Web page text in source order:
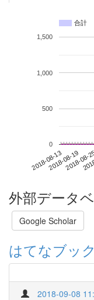
合計
2018-08-132018-08-19
2018-08-
0
500
1,000
1,500
外部データ
Google Scholar
はてなブッ
2018-09-08